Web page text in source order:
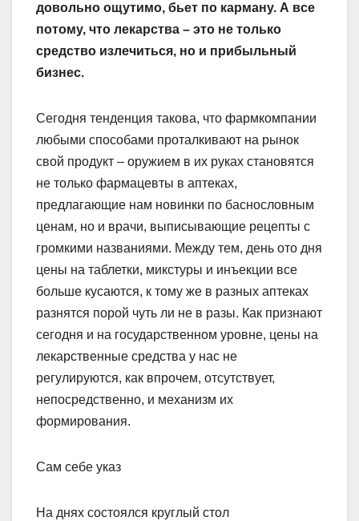
довольно ощутимо, бьет по карману. А все
потому, что лекарства – это не только
средство излечиться, но и прибыльный
бизнес.
Сегодня тенденция такова, что фармкомпании
любыми способами проталкивают на рынок
свой продукт – оружием в их руках становятся
не только фармацевты в аптеках,
предлагающие нам новинки по баснословным
ценам, но и врачи, выписывающие рецепты с
громкими названиями. Между тем, день ото дня
цены на таблетки, микстуры и инъекции все
больше кусаются, к тому же в разных аптеках
разнятся порой чуть ли не в разы. Как признают
сегодня и на государственном уровне, цены на
лекарственные средства у нас не
регулируются, как впрочем, отсутствует,
непосредственно, и механизм их
формирования.
Сам себе указ
На днях состоялся круглый стол